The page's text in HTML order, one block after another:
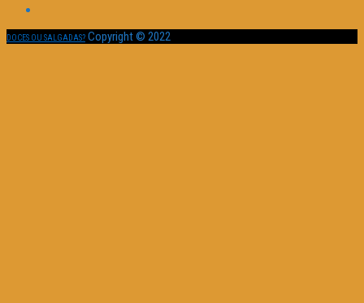
DOCES OU SALGADAS? Copyright © 2022